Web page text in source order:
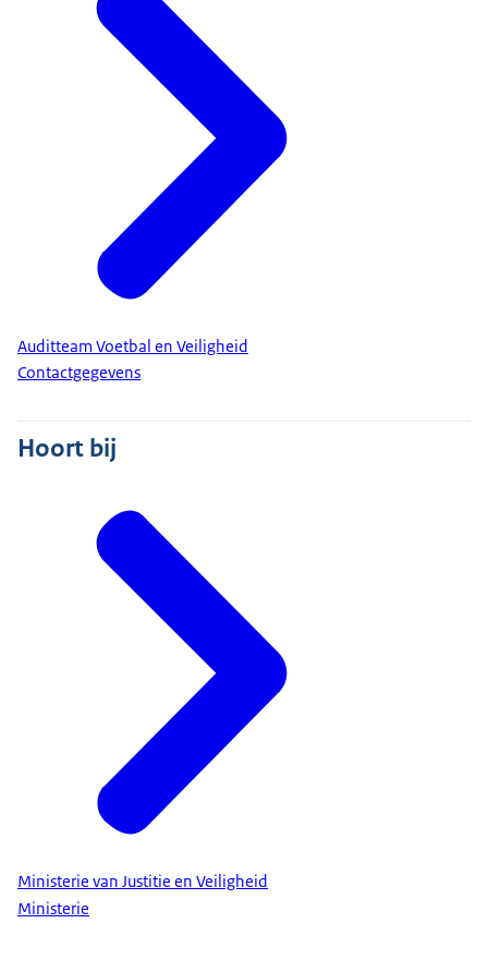
Auditteam Voetbal en Veiligheid
Contactgegevens
Hoort bij
Ministerie van Justitie en Veiligheid
Ministerie